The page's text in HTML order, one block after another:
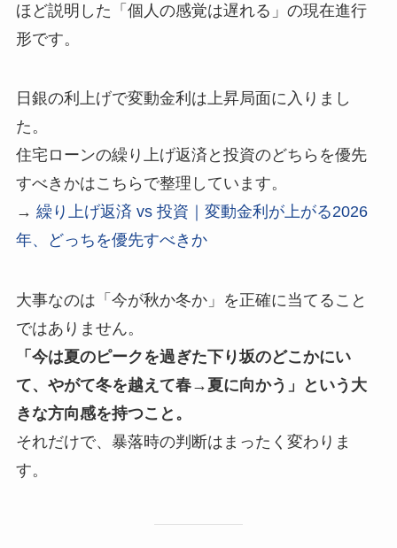
ほど説明した「個人の感覚は遅れる」の現在進行
形です。
日銀の利上げで変動金利は上昇局面に入りまし
た。
住宅ローンの繰り上げ返済と投資のどちらを優先
すべきかはこちらで整理しています。
→ 繰り上げ返済 vs 投資｜変動金利が上がる2026
年、どっちを優先すべきか
大事なのは「今が秋か冬か」を正確に当てること
ではありません。
「今は夏のピークを過ぎた下り坂のどこかにい
て、やがて冬を越えて春→夏に向かう」という大
きな方向感を持つこと。
それだけで、暴落時の判断はまったく変わりま
す。